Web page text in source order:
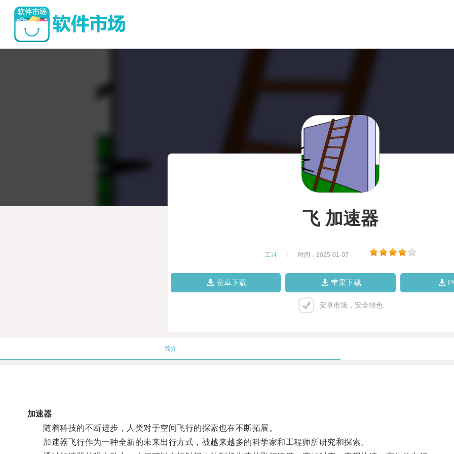
飞 加速器
工具 时间：2025-01-07
安卓下载 苹果下载
安卓市场，安全绿色
简介
加速器
随着科技的不断进步，人类对于空间飞行的探索也在不断拓展。
加速器飞行作为一种全新的未来出行方式，被越来越多的科学家和工程师所研究和探索。